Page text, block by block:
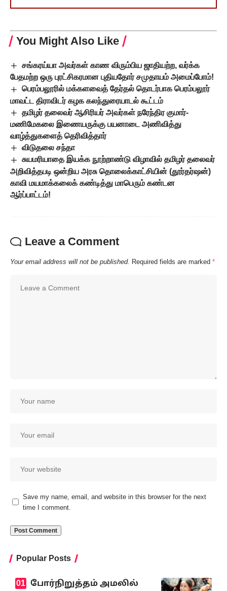
You Might Also Like
சங்கரய்யா அவர்கள் காண விரும்பிய ஜாதியற்ற, வர்க்க
பேதமற்ற ஒரு புரட்சிகரமான புதியதோர் சமுதாயம் அமைப்போம்!
பெரம்பலூரில் மக்களவைத் தேர்தல் தொடர்பாக பெரம்பலூர்
மாவட்ட திராவிடர் கழக கலந்துரையாடல் கூட்டம்
தமிழர் தலைவர் ஆசிரியர் அவர்கள் நரேந்திர குமார்-
மணிமேகலை இணையருக்கு பயனாடை அணிவித்து
வாழ்த்துகளைத் தெரிவித்தார்
விடுதலை சந்தா
சுயமரியாதை இயக்க நூற்றாண்டு விழாவில் தமிழர் தலைவர்
அறிவித்தபடி ஒன்றிய அரசு தொலைக்காட்சியின் (தூர்தர்ஷன்)
காவி மயமாக்கலைக் கண்டித்து மாபெரும் கண்டன
ஆர்ப்பாட்டம்!
Leave a Comment
Your email address will not be published. Required fields are marked *
Save my name, email, and website in this browser for the next
time I comment.
Popular Posts
போர்நிறுத்தம் அமலில்